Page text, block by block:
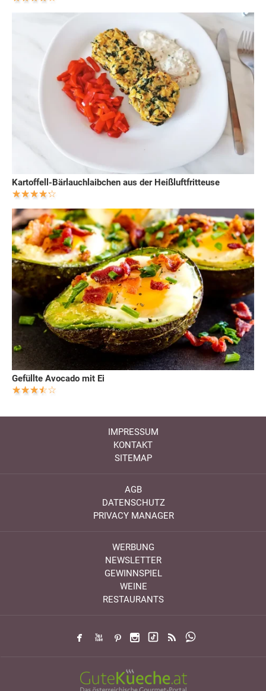
Kartoffell-Bärlauchlaibchen aus der Heißluftfritteuse
Gefüllte Avocado mit Ei
IMPRESSUM
KONTAKT
SITEMAP
AGB
DATENSCHUTZ
PRIVACY MANAGER
WERBUNG
NEWSLETTER
GEWINNSPIEL
WEINE
RESTAURANTS